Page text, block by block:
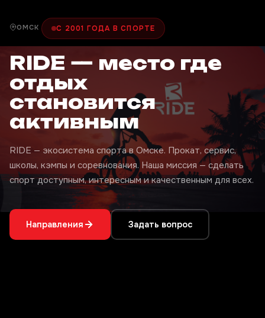
ОМСК С 2001 ГОДА В СПОРТЕ
RIDE — место где
отдых
становится
активным
RIDE — экосистема спорта в Омске. Прокат, сервис,
школы, кэмпы и соревнования. Наша миссия — сделать
спорт доступным, интересным и качественным для всех.
Направления Задать вопрос